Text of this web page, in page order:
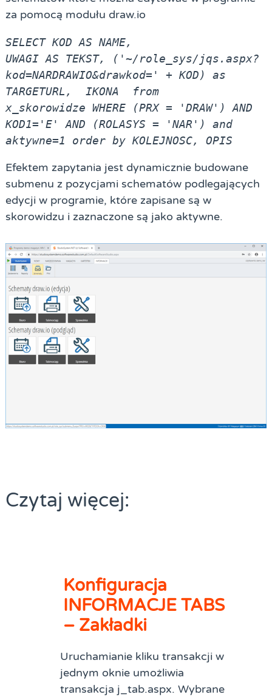
za pomocą modułu draw.io
SELECT KOD AS NAME,
UWAGI AS TEKST, ('~/role_sys/jqs.aspx?
kod=NARDRAWIO&drawkod=' + KOD) as
TARGETURL,  IKONA  from
x_skorowidze WHERE (PRX = 'DRAW') AND
KOD1='E' AND (ROLASYS = 'NAR') and
aktywne=1 order by KOLEJNOSC, OPIS
Efektem zapytania jest dynamicznie budowane
submenu z pozycjami schematów podlegających
edycji w programie, które zapisane są w
skorowidzu i zaznaczone są jako aktywne.
Czytaj więcej:
Konfiguracja
INFORMACJE TABS
– Zakładki
Uruchamianie kliku transakcji w
jednym oknie umożliwia
transakcja j_tab.aspx. Wybrane